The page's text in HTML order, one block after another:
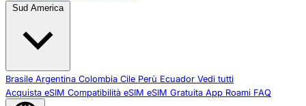
Sud America
Brasile Argentina Colombia Cile Perù Ecuador Vedi tutti
Acquista eSIM Compatibilità eSIM eSIM Gratuita App Roami FAQ